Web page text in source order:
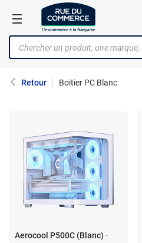
Retour Boitier PC Blanc
Aerocool P500C (Blanc) -